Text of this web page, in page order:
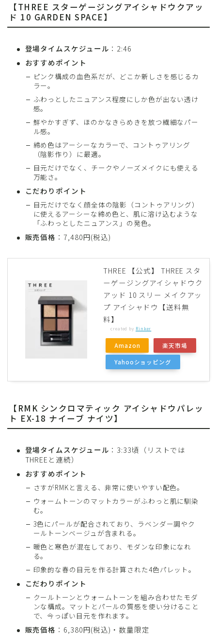
【THREE スターゲージングアイシャドウクアッ
ド 10 GARDEN SPACE】
登場タイムスケジュール ：2:46
おすすめポイント
ピンク構成の血色系だが、どこか新しさを感じるカ
ラー。
ふわっとしたニュアンス程度にしか色が出ない透け
感。
鮮やかすぎず、ほのかなきらめきを放つ繊細なパー
ル感。
締め色はアーシーなカラーで、コントゥアリング
（陰影作り）に最適。
目元だけでなく、チークやノーズメイクにも使える
万能さ。
こだわりポイント
目元だけでなく顔全体の陰影（コントゥアリング）
に使えるアーシーな締め色と、肌に溶け込むような
「ふわっとしたニュアンス」の発色。
販売価格 ：7,480円(税込)
THREE 【公式】 THREE スタ
ーゲージングアイシャドウク
アッド 10 スリー メイクアッ
プ アイシャドウ【送料無
料】
created by Rinker
Amazon 楽天市場
Yahooショッピング
【RMK シンクロマティック アイシャドウパレッ
ト EX-18 ナイーブ ナイツ】
登場タイムスケジュール ：3:33頃（リストでは
THREEと連続）
おすすめポイント
さすがRMKと言える、非常に使いやすい配色。
ウォームトーンのマットカラーがふわっと肌に馴染
む。
3色にパールが配合されており、ラベンダー調やク
ールトーンベージュが含まれる。
暖色と寒色が混在しており、モダンな印象になれ
る。
印象的な春の目元を作る計算された4色パレット。
こだわりポイント
クールトーンとウォームトーンを組み合わせたモダ
ンな構成。マットとパールの質感を使い分けること
で、今っぽい目元を作れます。
販売価格 ：6,380円(税込)・数量限定